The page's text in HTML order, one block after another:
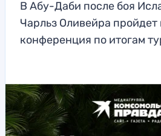
В Абу-Даби после боя
Чарльз Оливейра
конференция по итогам